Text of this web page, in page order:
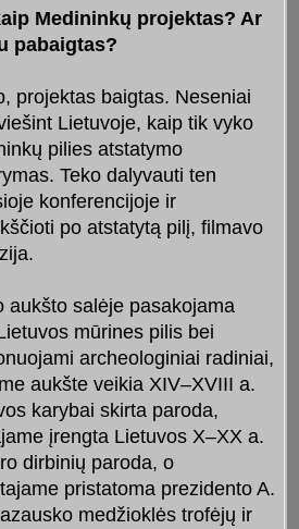
Medininkų projektas? Ar
pabaigtas?
projektas baigtas. Neseniai
Lietuvoje, kaip tik vyko
pilies atstatymo
Teko dalyvauti ten
konferencijoje ir
po atstatytą pilį, filmavo
aukšto salėje pasakojama
mūrines pilis bei
archeologiniai radiniai,
aukšte veikia XIV–XVIII a.
karybai skirta paroda,
įrengta Lietuvos X–XX a.
dirbinių paroda, o
pristatoma prezidento A.
medžioklės trofėjų ir